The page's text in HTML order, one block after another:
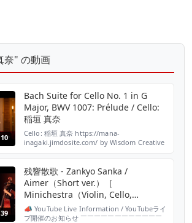
奈" の動画
Bach Suite for Cello No. 1 in G
Major, BWV 1007: Prélude / Cello:
稲垣 真奈
Cello: 稲垣 真奈 https://mana-
inagaki.jimdosite.com/ by Wisdom Creative
残響散歌 - Zankyo Sanka /
Aimer（Short ver.）［
Minichestra（Violin, Cello,
Contrabass, Flute, Piano）cover.］
📣 YouTube Live Information / YouTubeライ
ブ開催のお知らせ ￣￣￣￣￣￣￣￣￣￣￣￣